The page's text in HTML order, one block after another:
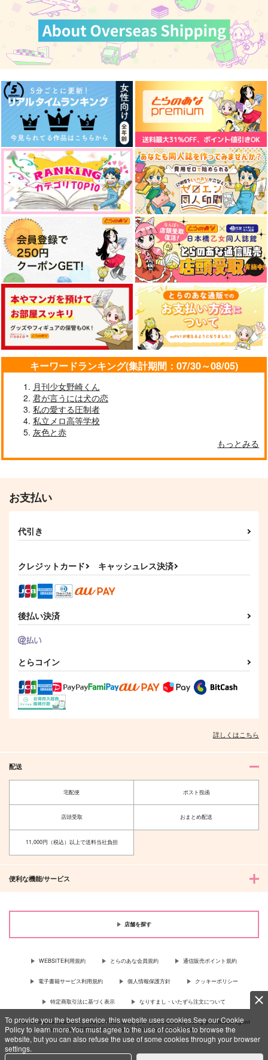
To provide you the best service, this website uses cookies.See our Cookie
Policy to learn more.You must agree to the use of cookies to browse the
website, but you can also refuse the use of some cookies through your browser
settings.
キーワードランキング(集計期間：07/30～08/05)
月刊少女野崎くん
君が言うには犬の恋
私の愛する圧制者
私立メロ高等学校
灰色と赤
もっとみる
お支払い
代引き
クレジットカード キャッシュレス決済
後払い決済
とらコイン
詳しくはこちら
配送
宅配便 ポスト投函
店頭受取 おまとめ配送
11,000円（税込）以上で送料当社負担
便利な機能/サービス
店舗を探す
WEBSITE利用規約 とらのあな会員規約 通信販売ポイント規約
電子書籍サービス利用規約 個人情報保護方針 クッキーポリシー
特定商取引法に基づく表示 なりすまし・いたずら注文について
For Overseas customer, now you can ship your purchases by using purchases agent
services “AOCS”! Click {more…} for more information …more